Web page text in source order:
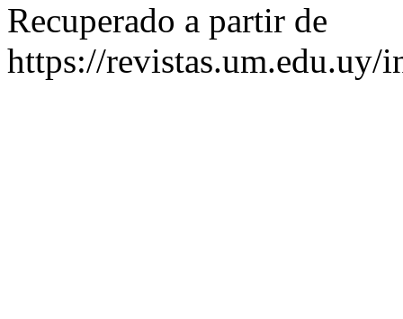
Recuperado a partir de
https://revistas.um.edu.uy/